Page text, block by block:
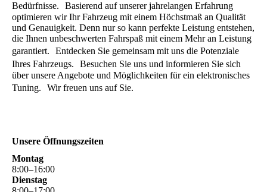
Bedürfnisse. Basierend auf unserer jahrelangen Erfahrung
optimieren wir Ihr Fahrzeug mit einem Höchstmaß an Qualität
und Genauigkeit. Denn nur so kann perfekte Leistung entstehen,
die Ihnen unbeschwerten Fahrspaß mit einem Mehr an Leistung
garantiert. Entdecken Sie gemeinsam mit uns die Potenziale
Ihres Fahrzeugs. Besuchen Sie uns und informieren Sie sich
über unsere Angebote und Möglichkeiten für ein elektronisches
Tuning. Wir freuen uns auf Sie.
Unsere Öffnungszeiten
Montag
8:00–16:00
Dienstag